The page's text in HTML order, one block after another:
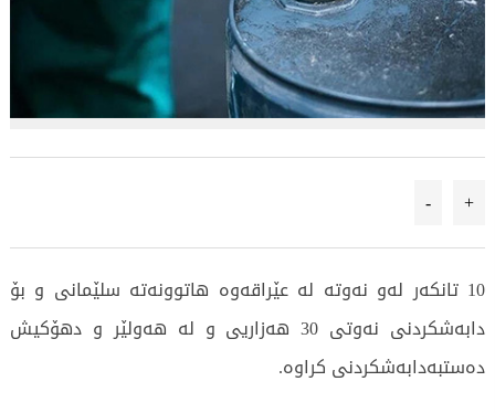
+
-
10 تانكەر لەو نەوتە لە عێراقەوە هاتوونەتە سلێمانی و بۆ
دابەشکردنی نەوتی 30 هەزاریی و لە هەولێر و دهۆكیش
دەستبەدابەشكردنی كراوە.